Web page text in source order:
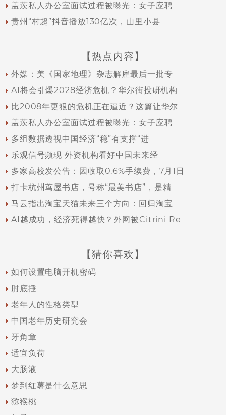
盖茨私人办公室面试过程被曝光：女子应聘
贵州“村超”抖音播放130亿次，山里小县
【热点内容】
外媒：美《国家地理》杂志解雇最后一批专
AI将会引爆2028经济危机？华尔街投研机构
比2008年更狠的危机正在逼近？这篇让华尔
盖茨私人办公室面试过程被曝光：女子应聘
多组数据透视中国经济“稳”有支撑“进
乐观信号频现 外资机构看好中国未来经
多家高校发公告：因收取0.6%手续费，7月1日
打卡杭州茑屋书店，号称“最美书店”，是精
马云指出淘宝天猫未来三个方向：回归淘宝
AI越成功，经济死得越快？外网被Citrini Re
【猜你喜欢】
如何设置电脑开机密码
肘底捶
老年人的性格类型
中国老年历史研究会
牙角章
适宜负荷
大肠液
梦到红薯是什么意思
猕猴桃